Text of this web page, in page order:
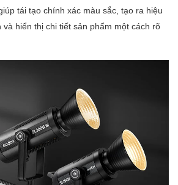
tái tạo chính xác màu sắc, tạo ra hiệu
hiển thị chi tiết sản phẩm một cách rõ